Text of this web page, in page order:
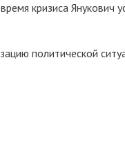
кризиса Янукович
политической